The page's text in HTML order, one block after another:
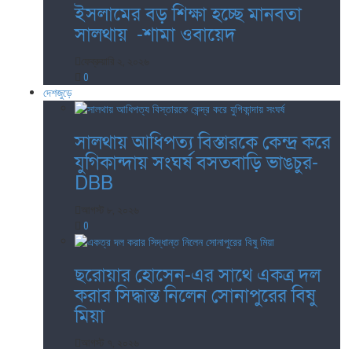
ইসলামের বড় শিক্ষা হচ্ছে মানবতা
সালথায় -শামা ওবায়েদ
0
দেশজুড়ে
সালথায় আধিপত্য বিস্তারকে কেন্দ্র করে
যুগিকান্দায় সংঘর্ষ বসতবাড়ি ভাঙচুর-
DBB
0
ছরোয়ার হোসেন-এর সাথে একত্র দল
করার সিদ্ধান্ত নিলেন সোনাপুরের বিষু
মিয়া